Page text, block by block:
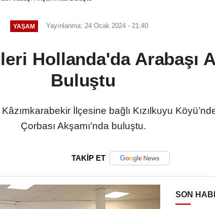
YAŞAM Yayınlanma: 24 Ocak 2024 - 21:40
Hollanda'da Arabaşı
Buluştu
İlçesine bağlı Kızılkuyu
Çorbası Akşamı'nda buluştu.
TAKİP ET
SON